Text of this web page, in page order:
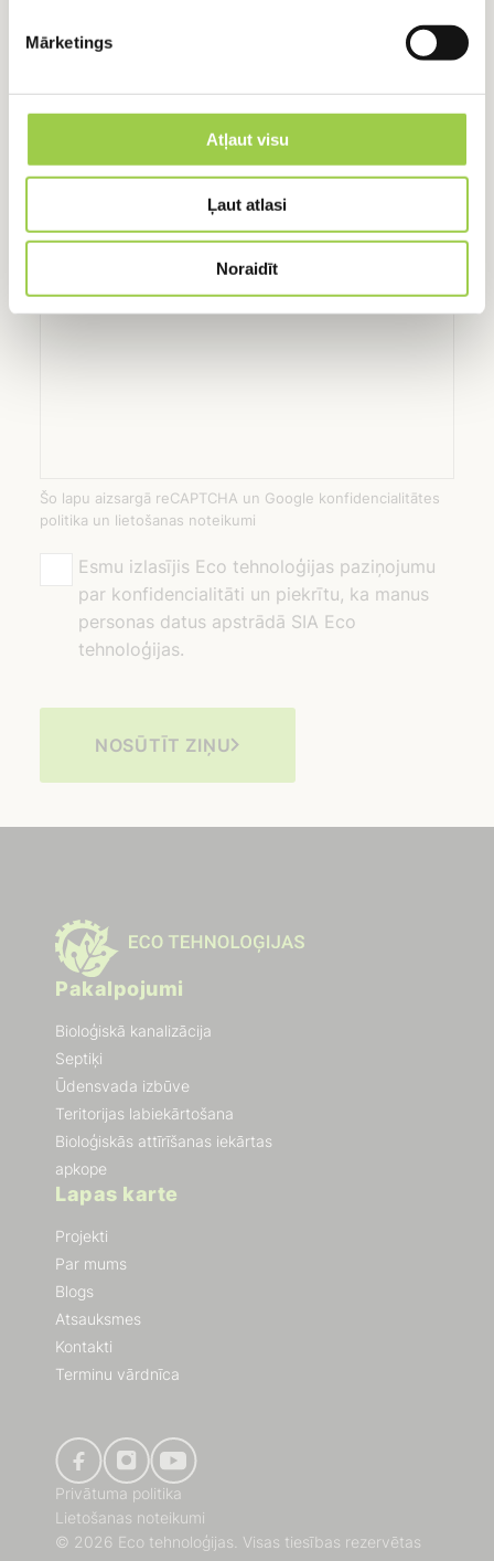
Mārketings
Atļaut visu
Ļaut atlasi
Noraidīt
+371 24918422
Vārds, Uzvārds
Šo lapu aizsargā reCAPTCHA un Google konfidencialitātes
politika un lietošanas noteikumi
Esmu izlasījis Eco tehnoloģijas paziņojumu
par konfidencialitāti un piekrītu, ka manus
personas datus apstrādā SIA Eco
tehnoloģijas.
NOSŪTĪT ZIŅU
Pakalpojumi
Bioloģiskā kanalizācija
Septiķi
Ūdensvada izbūve
Teritorijas labiekārtošana
Bioloģiskās attīrīšanas iekārtas
apkope
Lapas karte
Projekti
Par mums
Blogs
Atsauksmes
Kontakti
Terminu vārdnīca
© 2026 Eco tehnoloģijas. Visas tiesības rezervētas
Privātuma politika
Lietošanas noteikumi